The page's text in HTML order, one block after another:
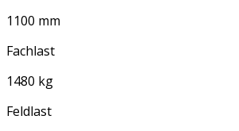
1100 mm
Fachlast
1480 kg
Feldlast